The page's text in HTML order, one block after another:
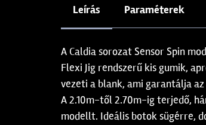
Leírás Paraméterek
A Caldia sorozat Sensor Spin
Flexi Jig rendszerű kis gumik,
vezeti a blank, ami garantálja
A 2.10m-től 2.70m-ig terjedő,
modellt. Ideális botok sügérre,